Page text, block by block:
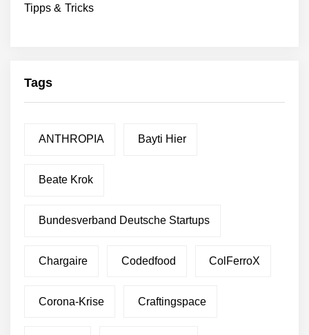
Tipps & Tricks
Tags
ANTHROPIA Bayti Hier
Beate Krok
Bundesverband Deutsche Startups
Chargaire Codedfood ColFerroX
Corona-Krise Craftingspace